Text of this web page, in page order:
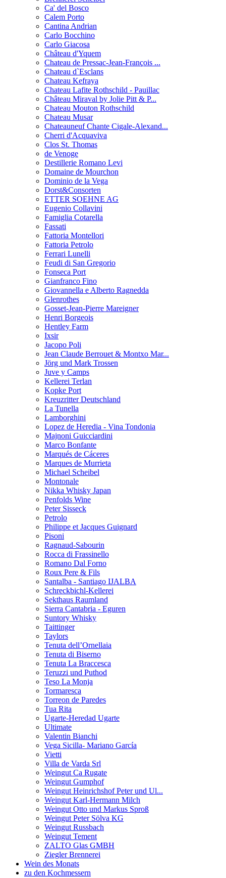
Ca' del Bosco
Calem Porto
Cantina Andrian
Carlo Bocchino
Carlo Giacosa
Château d'Yquem
Chateau de Pressac-Jean-François ...
Chateau d`Esclans
Chateau Kefraya
Chateau Lafite Rothschild - Pauillac
Château Miraval by Jolie Pitt & P...
Chateau Mouton Rothschild
Chateau Musar
Chateauneuf Chante Cigale-Alexand...
Cherri d'Acquaviva
Clos St. Thomas
de Venoge
Destillerie Romano Levi
Domaine de Mourchon
Dominio de la Vega
Dorst&Consorten
ETTER SOEHNE AG
Eugenio Collavini
Famiglia Cotarella
Fassati
Fattoria Montellori
Fattoria Petrolo
Ferrari Lunelli
Feudi di San Gregorio
Fonseca Port
Gianfranco Fino
Giovannella e Alberto Ragnedda
Glenrothes
Gosset-Jean-Pierre Mareigner
Henri Borgeois
Hentley Farm
Ixsir
Jacopo Poli
Jean Claude Berrouet & Montxo Mar...
Jörg und Mark Trossen
Juve y Camps
Kellerei Terlan
Kopke Port
Kreuzritter Deutschland
La Tunella
Lamborghini
Lopez de Heredia - Vina Tondonia
Majnoni Guicciardini
Marco Bonfante
Marqués de Cáceres
Marques de Murrieta
Michael Scheibel
Montonale
Nikka Whisky Japan
Penfolds Wine
Peter Sisseck
Petrolo
Philippe et Jacques Guignard
Pisoni
Ragnaud-Sabourin
Rocca di Frassinello
Romano Dal Forno
Roux Pere & Fils
Santalba - Santiago IJALBA
Schreckbichl-Kellerei
Sekthaus Raumland
Sierra Cantabria - Eguren
Suntory Whisky
Taittinger
Taylors
Tenuta dell’Ornellaia
Tenuta di Biserno
Tenuta La Braccesca
Teruzzi und Puthod
Teso La Monja
Tormaresca
Torreon de Paredes
Tua Rita
Ugarte-Heredad Ugarte
Ultimate
Valentin Bianchi
Vega Sicilla- Mariano García
Vietti
Villa de Varda Srl
Weingut Ca Rugate
Weingut Gumphof
Weingut Heinrichshof Peter und Ul...
Weingut Karl-Hermann Milch
Weingut Otto und Markus Sproß
Weingut Peter Sölva KG
Weingut Russbach
Weingut Tement
ZALTO Glas GMBH
Ziegler Brennerei
Wein des Monats
zu den Kochmessern